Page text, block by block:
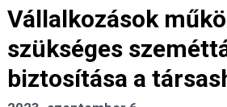
Vállalkozások
szükséges
biztosítása a